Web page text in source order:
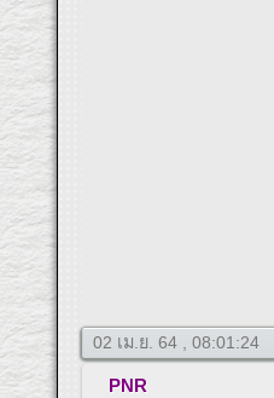
02 เม.ย. 64 , 08:01:24
PNR